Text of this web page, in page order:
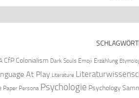
CfP Colonialism Dark Souls Emoji Erzählung
At Play Literature
Paper Persona Psychologie Psychology